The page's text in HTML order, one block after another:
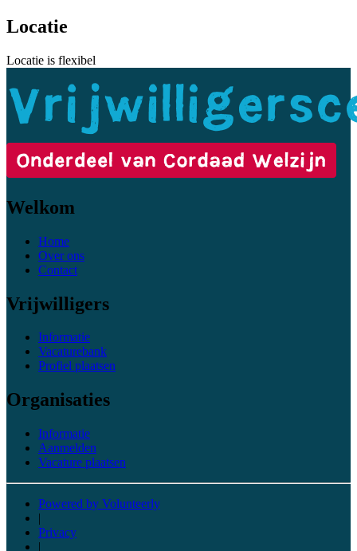
Locatie
Locatie is flexibel
Welkom
Home
Over ons
Contact
Vrijwilligers
Informatie
Vacaturebank
Profiel plaatsen
Organisaties
Informatie
Aanmelden
Vacature plaatsen
Powered by Volunteerly
|
Privacy
|